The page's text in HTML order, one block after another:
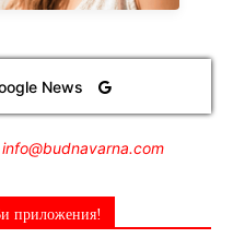
News
info@budnavarna.com
приложения!